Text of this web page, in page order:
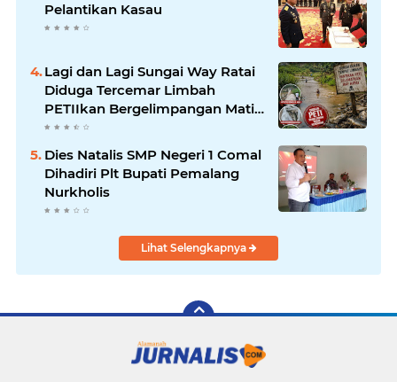
Pelantikan Kasau
Lagi dan Lagi Sungai Way Ratai
Diduga Tercemar Limbah
PETIIkan Bergelimpangan Mati,
Rakyat Jadi Korban: Di Mana
Negara? Ke Mana DLH dan
Aparat Penegak Hukum?
Dies Natalis SMP Negeri 1 Comal
Dihadiri Plt Bupati Pemalang
Nurkholis
Lihat Selengkapnya